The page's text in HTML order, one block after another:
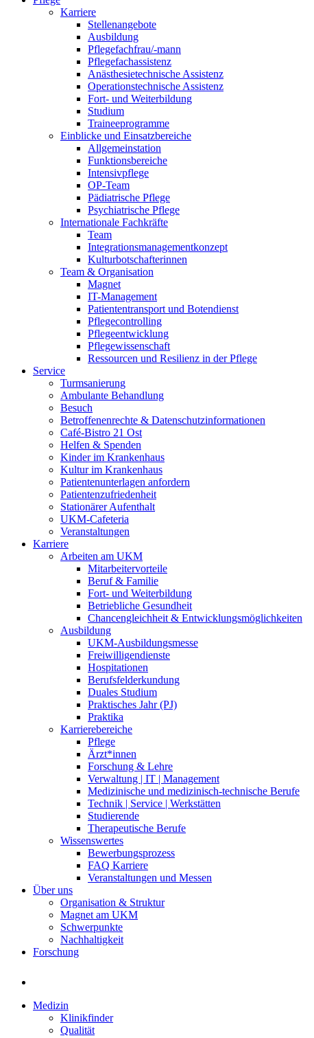
Karriere
Stellenangebote
Ausbildung
Pflegefachfrau/-mann
Pflegefachassistenz
Anästhesietechnische Assistenz
Operationstechnische Assistenz
Fort- und Weiterbildung
Studium
Traineeprogramme
Einblicke und Einsatzbereiche
Allgemeinstation
Funktionsbereiche
Intensivpflege
OP-Team
Pädiatrische Pflege
Psychiatrische Pflege
Internationale Fachkräfte
Team
Integrationsmanagementkonzept
Kulturbotschafterinnen
Team & Organisation
Magnet
IT-Management
Patiententransport und Botendienst
Pflegecontrolling
Pflegeentwicklung
Pflegewissenschaft
Ressourcen und Resilienz in der Pflege
Service
Turmsanierung
Ambulante Behandlung
Besuch
Betroffenenrechte & Datenschutzinformationen
Café-Bistro 21 Ost
Helfen & Spenden
Kinder im Krankenhaus
Kultur im Krankenhaus
Patientenunterlagen anfordern
Patientenzufriedenheit
Stationärer Aufenthalt
UKM-Cafeteria
Veranstaltungen
Karriere
Arbeiten am UKM
Mitarbeitervorteile
Beruf & Familie
Fort- und Weiterbildung
Betriebliche Gesundheit
Chancengleichheit & Entwicklungsmöglichkeiten
Ausbildung
UKM-Ausbildungsmesse
Freiwilligendienste
Hospitationen
Berufsfelderkundung
Duales Studium
Praktisches Jahr (PJ)
Praktika
Karrierebereiche
Pflege
Ärzt*innen
Forschung & Lehre
Verwaltung | IT | Management
Medizinische und medizinisch-technische Berufe
Technik | Service | Werkstätten
Studierende
Therapeutische Berufe
Wissenswertes
Bewerbungsprozess
FAQ Karriere
Veranstaltungen und Messen
Über uns
Organisation & Struktur
Magnet am UKM
Schwerpunkte
Nachhaltigkeit
Forschung
Medizin
Klinikfinder
Qualität